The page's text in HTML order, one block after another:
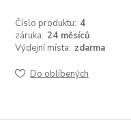
Číslo produktu: 4
záruka: 24 měsíců
Výdejní místa: zdarma
Do oblíbených